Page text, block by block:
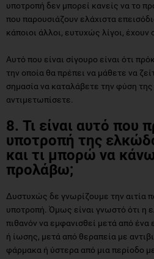
υποτροπή δεν μπορεί κανείς να το
που παρουσιάζουν ελάχιστα
κάποιοι άλλοι, ευτυχώς λίγοι,
Αυτό που είναι σίγουρο είναι ότι
την οποία θα πρέπει να μάθετε να
σημασία να καταλάβετε την φύση
αντιμετωπίσετε.
8. Τι είναι αυτό που
υποτροπή της
και τι μπορώ να
προλάβω;
Δυστυχώς δε γνωρίζουμε την αιτία
υποτροπή. Όμως είναι γνωστό ότι η
πιθανόν να εμφανισθεί μετά από ένα
ή ίωσης, μετά από θεραπεία με
φάρμακα ή ύστερα από μια περίοδο